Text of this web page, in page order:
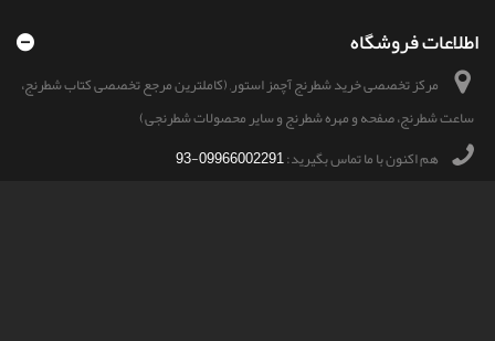
اطلاعات فروشگاه
مرکز تخصصی خرید شطرنج آچمز استور, (کاملترین مرجع تخصصی کتاب شطرنج،
ساعت شطرنج، صفحه و مهره شطرنج و سایر محصولات شطرنجی)
هم اکنون با ما تماس بگیرید:09966002291-93